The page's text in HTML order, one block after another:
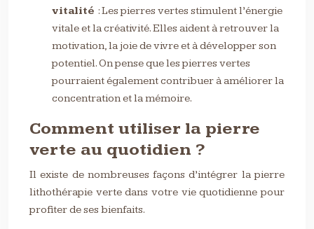
vitalité : Les pierres vertes stimulent l’énergie
vitale et la créativité. Elles aident à retrouver la
motivation, la joie de vivre et à développer son
potentiel. On pense que les pierres vertes
pourraient également contribuer à améliorer la
concentration et la mémoire.
Comment utiliser la pierre
verte au quotidien ?
Il existe de nombreuses façons d’intégrer la pierre
lithothérapie verte dans votre vie quotidienne pour
profiter de ses bienfaits.